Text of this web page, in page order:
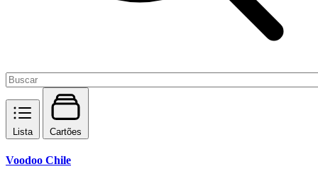
Lista Cartões
Voodoo Chile